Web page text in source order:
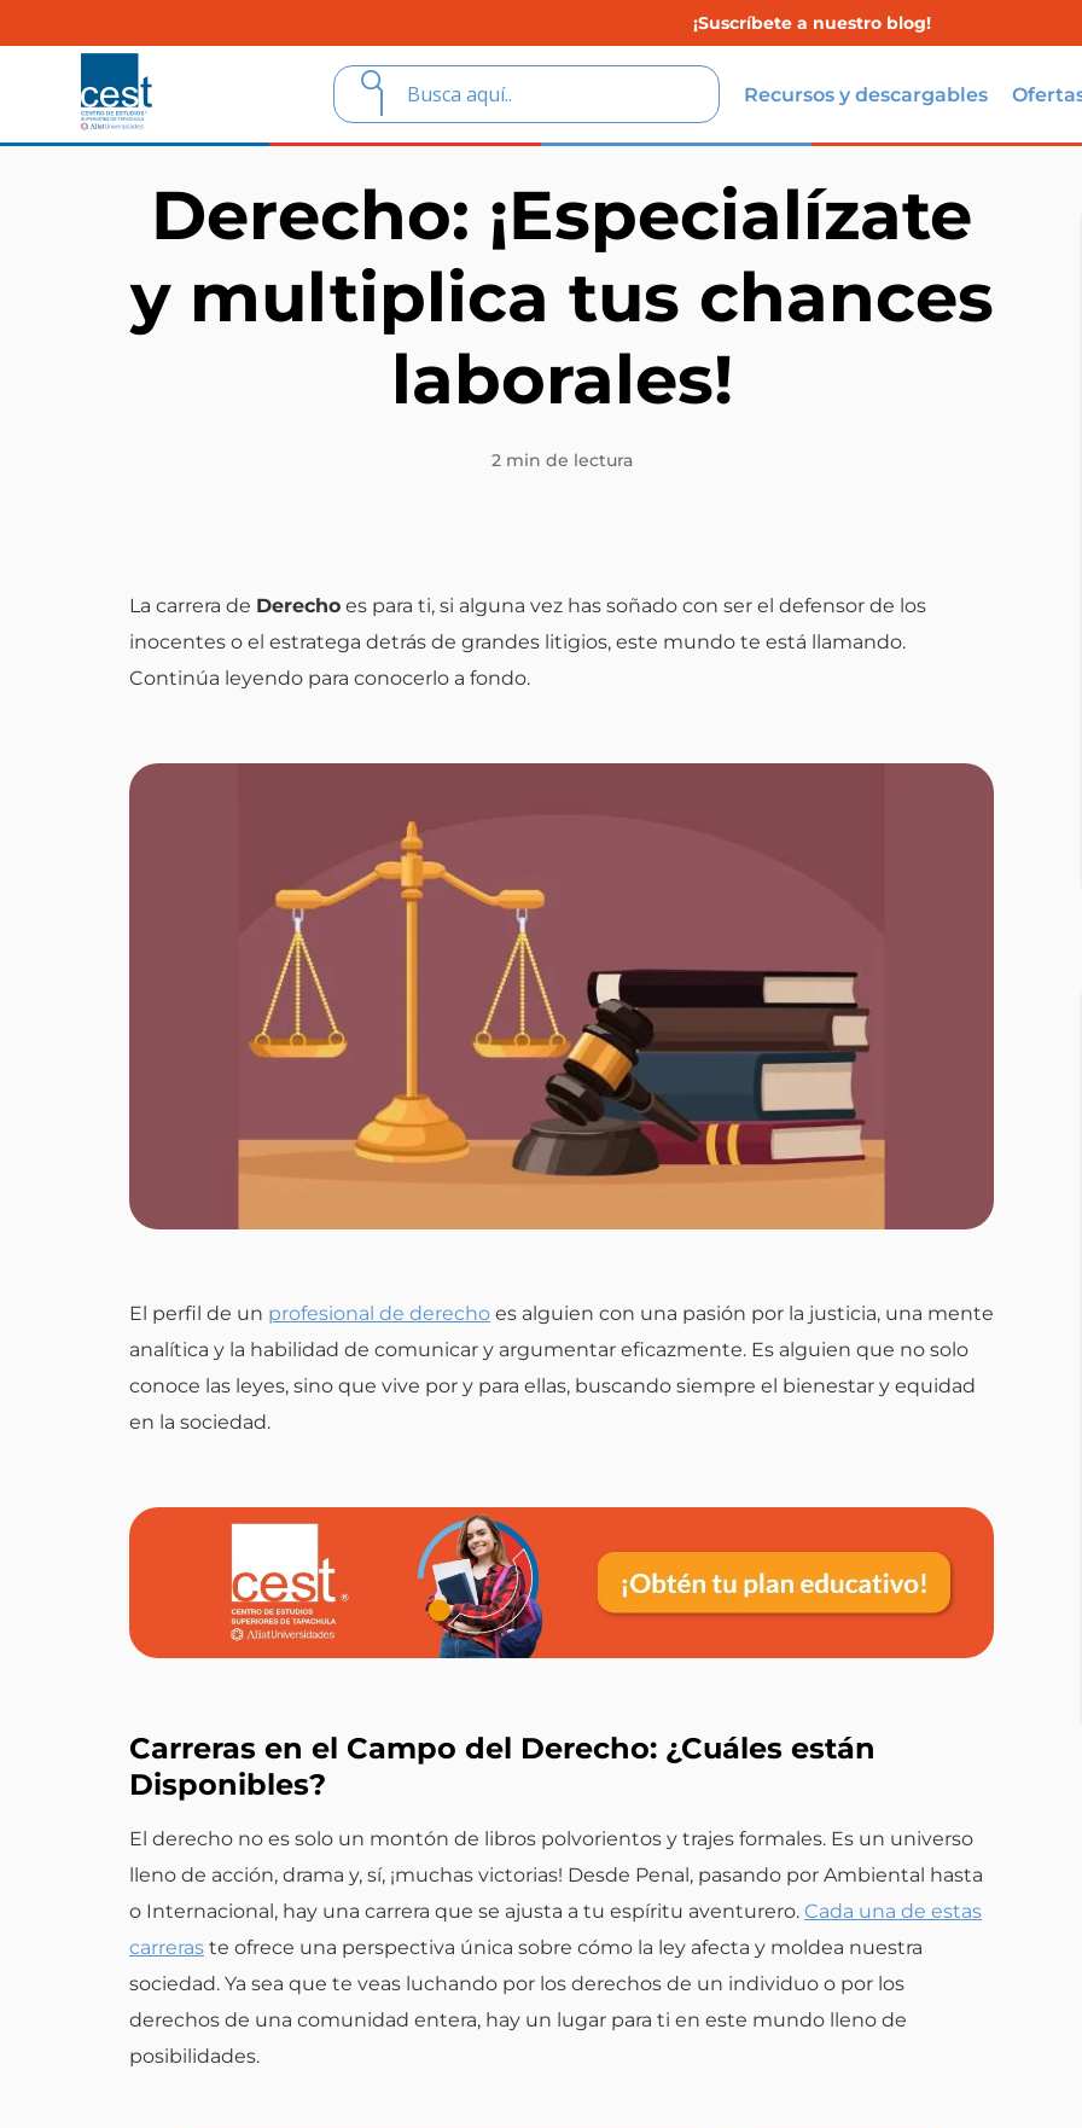
¡Suscríbete a nuestro blog!
Recursos y descargables
Derecho: ¡Especialízate
y multiplica tus chances
laborales!
2 min de lectura
La carrera de Derechoes para ti, si alguna vez has soñado con ser el defensor de los
inocentes o el estratega detrás de grandes litigios, este mundo te está llamando.
Continúa leyendo para conocerlo a fondo.
El perfil de un profesional de derechoes alguien con una pasión por la justicia, una mente
analítica y la habilidad de comunicar y argumentar eficazmente. Es alguien que no solo
conoce las leyes, sino que vive por y para ellas, buscando siempre el bienestar y equidad
en la sociedad.
Carreras en el Campo del Derecho: ¿Cuáles están
Disponibles?
El derecho no es solo un montón de libros polvorientos y trajes formales. Es un universo
lleno de acción, drama y, sí, ¡muchas victorias! Desde Penal, pasando por Ambiental hasta
o Internacional, hay una carrera que se ajusta a tu espíritu aventurero. Cada una de estas
carreraste ofrece una perspectiva única sobre cómo la ley afecta y moldea nuestra
sociedad. Ya sea que te veas luchando por los derechos de un individuo o por los
derechos de una comunidad entera, hay un lugar para ti en este mundo lleno de
posibilidades.